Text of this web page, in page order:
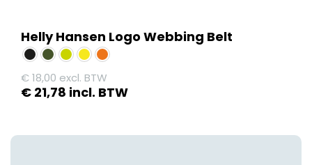
Helly Hansen Logo Webbing Belt
€18,00 excl. BTW
€ 21,78 incl. BTW